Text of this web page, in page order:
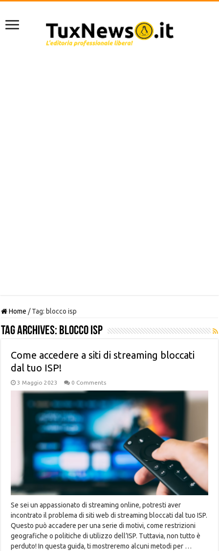
Home / Tag: blocco isp
Tag Archives: blocco isp
Come accedere a siti di streaming bloccati
dal tuo ISP!
3 Maggio 2023 0 Comments
Se sei un appassionato di streaming online, potresti aver
incontrato il problema di siti web di streaming bloccati dal tuo ISP.
Questo può accadere per una serie di motivi, come restrizioni
geografiche o politiche di utilizzo dell’ISP. Tuttavia, non tutto è
perduto! In questa guida, ti mostreremo alcuni metodi per …